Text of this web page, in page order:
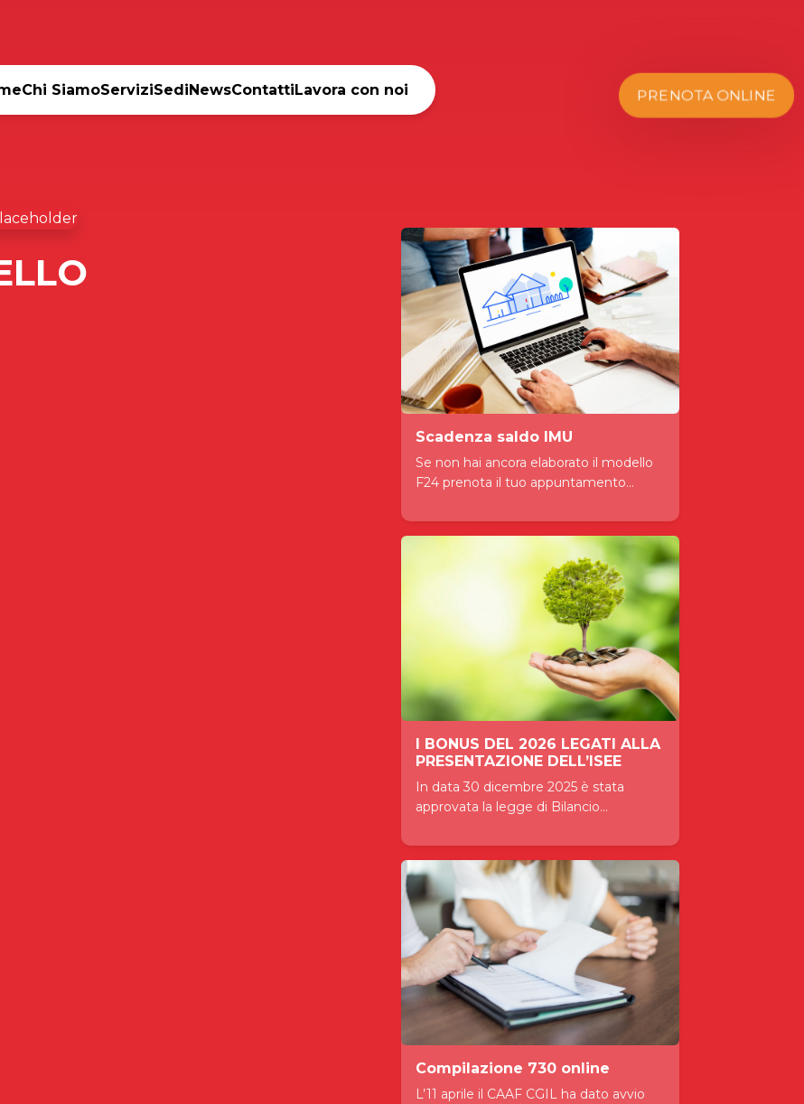
Chi SiamoServiziSedi NewsContatti Lavora con noi PRENOTA ONLINE
Scadenza saldo IMU
Se non hai ancora elaborato il modello
F24 prenota il tuo appuntamento...
I BONUS DEL 2026 LEGATI ALLA
PRESENTAZIONE DELL’ISEE
In data 30 dicembre 2025 è stata
approvata la legge di Bilancio...
Compilazione 730 online
L’11 aprile il CAAF CGIL ha dato avvio